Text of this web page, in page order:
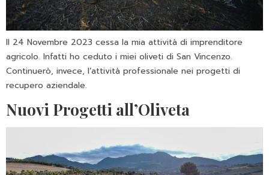
Il 24 Novembre 2023 cessa la mia attività di imprenditore
agricolo. Infatti ho ceduto i miei oliveti di San Vincenzo.
Continuerò, invece, l’attività professionale nei progetti di
recupero aziendale.
Nuovi Progetti all’Oliveta